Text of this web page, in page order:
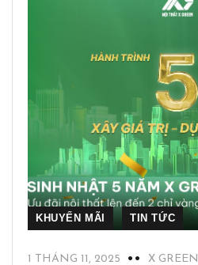
KHUYẾN MÃI TIN TỨC
1 THÁNG 11, 2025 X